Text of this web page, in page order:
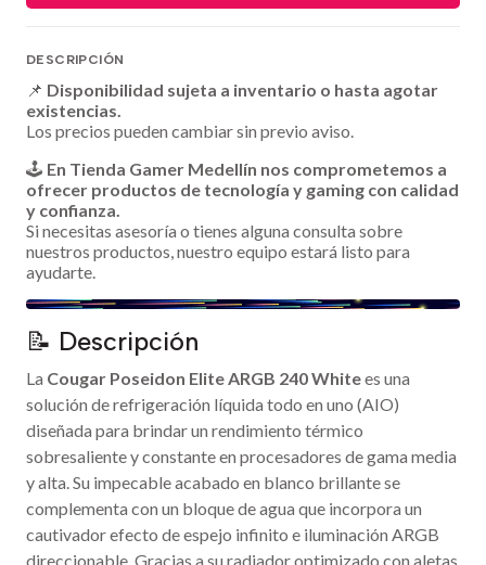
DESCRIPCIÓN
📌 Disponibilidad sujeta a inventario o hasta agotar
existencias.
Los precios pueden cambiar sin previo aviso.
🕹️ En Tienda Gamer Medellín nos comprometemos a
ofrecer productos de tecnología y gaming con calidad
y confianza.
Si necesitas asesoría o tienes alguna consulta sobre
nuestros productos, nuestro equipo estará listo para
ayudarte.
📝 Descripción
La Cougar Poseidon Elite ARGB 240 Whitees una
solución de refrigeración líquida todo en uno (AIO)
diseñada para brindar un rendimiento térmico
sobresaliente y constante en procesadores de gama media
y alta. Su impecable acabado en blanco brillante se
complementa con un bloque de agua que incorpora un
cautivador efecto de espejo infinito e iluminación ARGB
direccionable. Gracias a su radiador optimizado con aletas